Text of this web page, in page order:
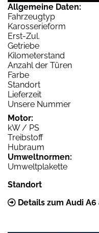
Allgemeine Daten:
Fahrzeugtyp
Karosserieform
Erst-Zul.
Getriebe
Kilometerstand
Anzahl der Türen
Farbe
Standort
Lieferzeit
Unsere Nummer
Motor:
kW / PS
Treibstoff
Hubraum
Umweltnormen:
Umweltplakette
Standort
Details zum Audi